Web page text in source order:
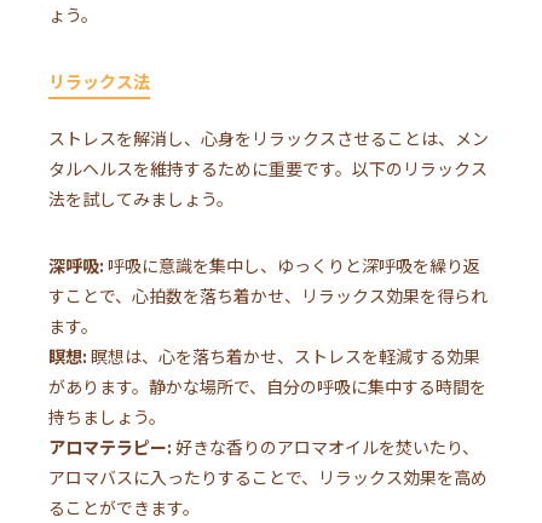
ょう。
リラックス法
ストレスを解消し、心身をリラックスさせることは、メン
タルヘルスを維持するために重要です。以下のリラックス
法を試してみましょう。
深呼吸: 呼吸に意識を集中し、ゆっくりと深呼吸を繰り返
すことで、心拍数を落ち着かせ、リラックス効果を得られ
ます。
瞑想: 瞑想は、心を落ち着かせ、ストレスを軽減する効果
があります。静かな場所で、自分の呼吸に集中する時間を
持ちましょう。
アロマテラピー: 好きな香りのアロマオイルを焚いたり、
アロマバスに入ったりすることで、リラックス効果を高め
ることができます。